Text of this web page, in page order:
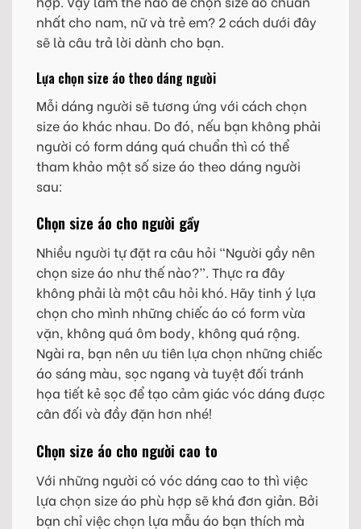
nhất cho nam, nữ và trẻ em? 2 cách dưới đây
sẽ là câu trả lời dành cho bạn.
Lựa chọn size áo theo dáng người
Mỗi dáng người sẽ tương ứng với cách chọn
size áo khác nhau. Do đó, nếu bạn không phải
người có form dáng quá chuẩn thì có thể
tham khảo một số size áo theo dáng người
sau:
Chọn size áo cho người gầy
Nhiều người tự đặt ra câu hỏi “Người gầy nên
chọn size áo như thế nào?”. Thực ra đây
không phải là một câu hỏi khó. Hãy tinh ý lựa
chọn cho mình những chiếc áo có form vừa
vặn, không quá ôm body, không quá rộng.
Ngài ra, bạn nên ưu tiên lựa chọn những chiếc
áo sáng màu, sọc ngang và tuyệt đối tránh
họa tiết kẻ sọc để tạo cảm giác vóc dáng được
cân đối và đầy đặn hơn nhé!
Chọn size áo cho người cao to
Với những người có vóc dáng cao to thì việc
lựa chọn size áo phù hợp sẽ khá đơn giản. Bởi
bạn chỉ việc chọn lựa mẫu áo bạn thích mà